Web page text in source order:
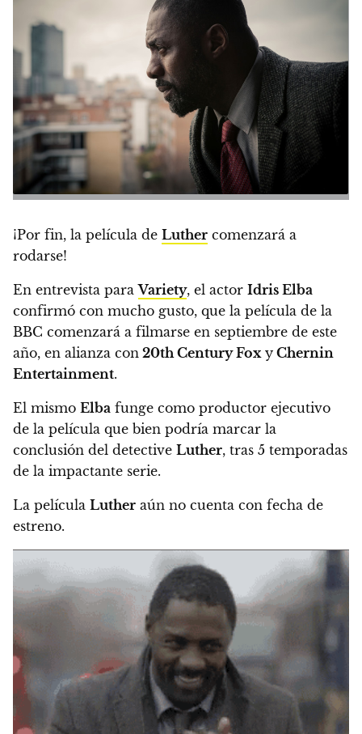
¡Por fin, la película de Luther comenzará a
rodarse!
En entrevista paraVariety, el actor Idris Elba
confirmó con mucho gusto, que la película de la
BBC comenzará a filmarse en septiembre de este
año, en alianza con 20th Century Fox y Chernin
Entertainment.
El mismo Elba funge como productor ejecutivo
de la película que bien podría marcar la
conclusión del detective Luther, tras 5 temporadas
de la impactante serie.
La película Luther aún no cuenta con fecha de
estreno.